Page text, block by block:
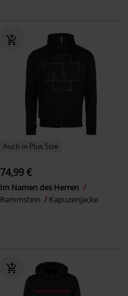
Auch in Plus Size
74,99 €
Im Namen des Herren
Rammstein
Kapuzenjacke